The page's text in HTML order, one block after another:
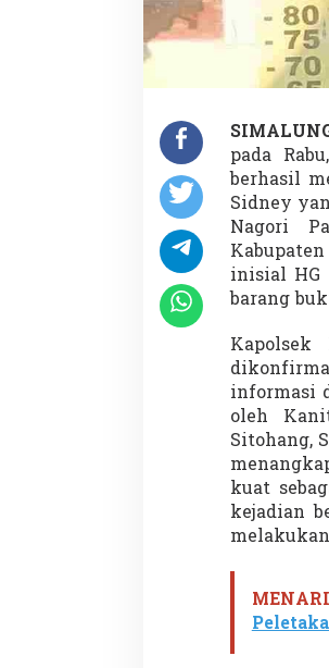
pada
berhasil
Sidney
Nagori
inisial HG
barang
Kapolsek
informasi
oleh
Sitohang,
kuat
kejadian